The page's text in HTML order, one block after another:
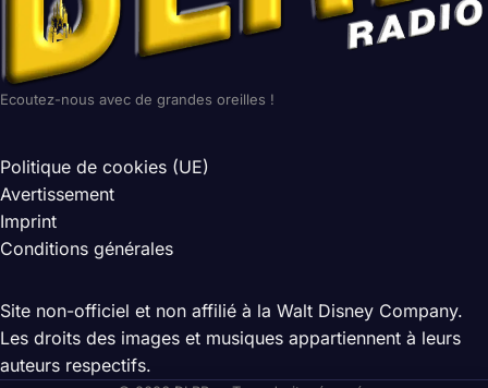
Ecoutez-nous avec de grandes oreilles !
Politique de cookies (UE)
Avertissement
Imprint
Conditions générales
Site non-officiel et non affilié à la Walt Disney Company.
Les droits des images et musiques appartiennent à leurs
auteurs respectifs.